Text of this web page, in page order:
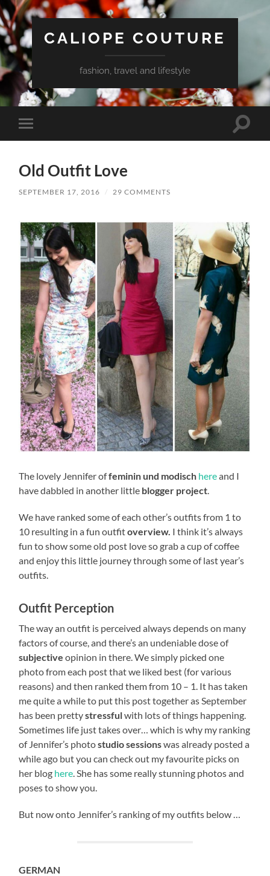
CALIOPE COUTURE
fashion, travel and lifestyle
Toggle
mobile
Toggle
Old Outfit Love
SEPTEMBER 17, 2016 / 29 COMMENTS
The lovely Jennifer offeminin und modisch hereand I
have dabbled in another little blogger project.
We have ranked some of each other’s outfits from 1 to
10 resulting in a fun outfitoverview. I think it’s always
fun to show some old post love so grab a cup of coffee
and enjoy this little journey through some of last year’s
outfits.
Outfit Perception
The way an outfit is perceived always depends on many
factors of course, and there’s an undeniable dose of
subjective opinion in there. We simply picked one
photo from each post that we liked best (for various
reasons) and then ranked them from 10 – 1. It has taken
me quite a while to put this post together as September
has been prettystressfulwith lots of things happening.
Sometimes life just takes over… which is why my ranking
of Jennifer’s photostudio sessionswas already posted a
while ago but you can check out my favourite picks on
her blog here. She has some really stunning photos and
poses to show you.
But now onto Jennifer’s ranking of my outfits below …
GERMAN